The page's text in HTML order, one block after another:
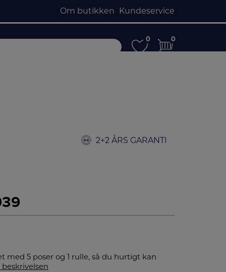
Om butikken Kundeservice
0
0 0
0
2+2 ÅRS GARANTI
5 poser og 1 rulle, så du hurtigt kan